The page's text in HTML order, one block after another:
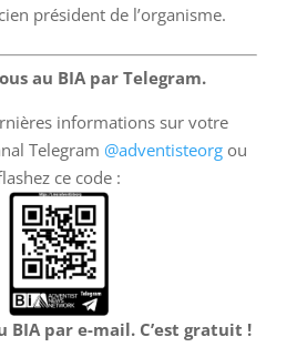
président de l’organisme.
au BIA par Telegram.
informations sur votre
Telegram@adventisteorg ou
ce code :
BIA par e-mail. C’est gratuit !